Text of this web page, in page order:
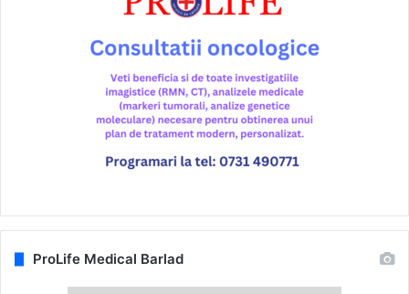
ProLife Medical Barlad